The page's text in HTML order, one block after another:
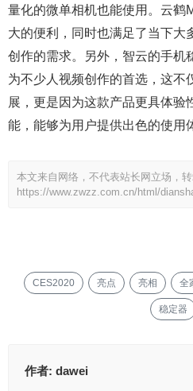
量化的微单相机也能使用。云鹤
大的便利，同时也满足了当下大
创作的需求。另外，智云的手机
为不少人视频创作的首选，这不
展，更是因为这款产品更具体验
能，能够为用户提供出色的使用
本文来自网络，不代表站长网立场，转
https://www.zwzz.com.cn/html/
CES2020 亮点 亮相 全
稳定器
作者: dawei